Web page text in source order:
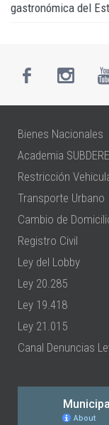
gastronómica del
Bienes Nacionales
Academia SUBDERE
Restricción
Transporte Urbano
Cambio de
Registro Civil
Ley del Lobby
Ley 20.285
Ley 19.418
Ley 21.015
Canal Denuncias